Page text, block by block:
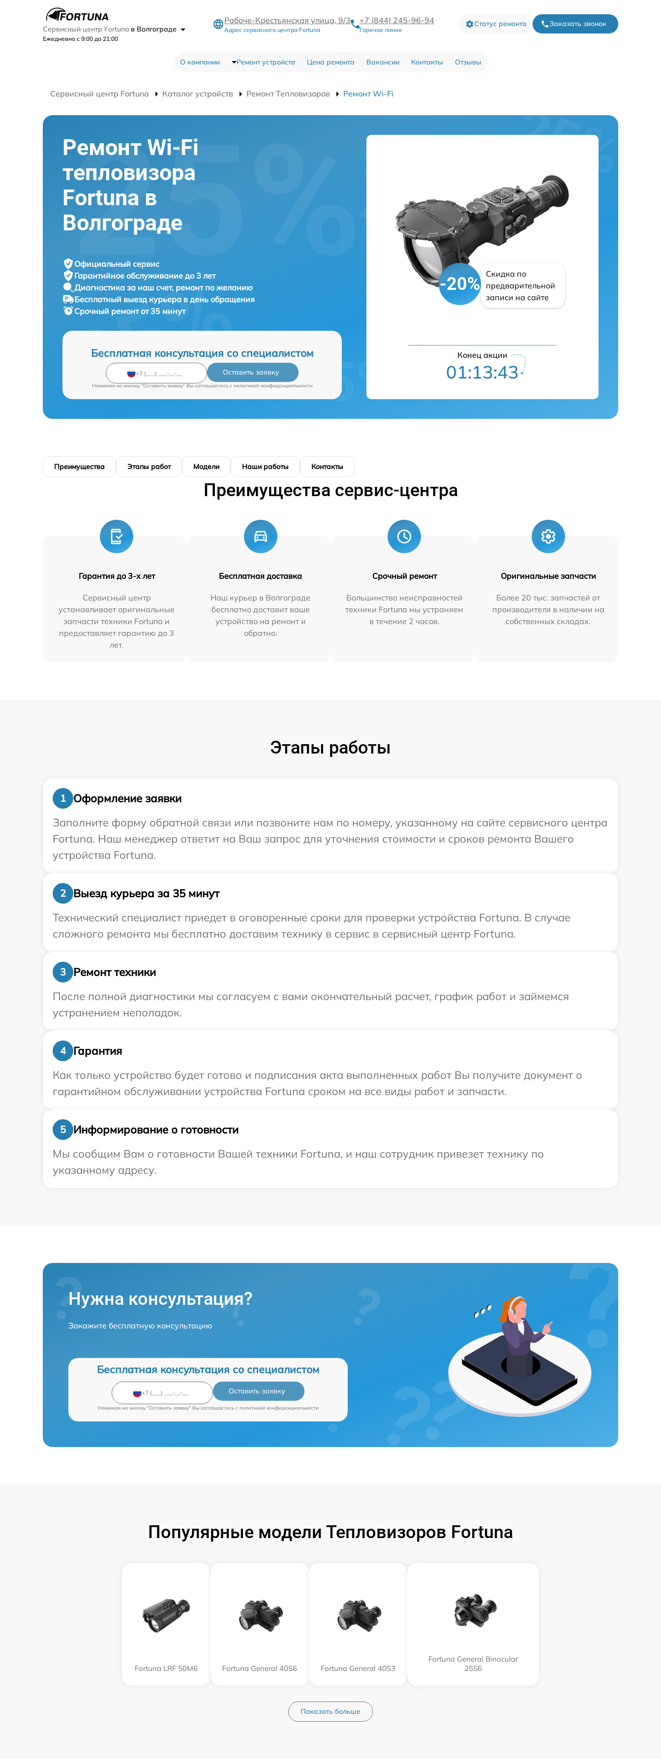
Сервисный центр Fortuna в Волгограде
Ежедневно с 9:00 до 21:00
Рабоче-Крестьянская улица, 9/3
Адрес сервисного центра Fortuna
+7 (844) 245-96-94
Горячая линия
Статус ремонта Заказать звонок
О компании Ремонт устройств Цена ремонта Вакансии Контакты Отзывы
Сервисный центр Fortuna Каталог устройств Ремонт Тепловизоров Ремонт Wi-Fi
Ремонт Wi-Fi
тепловизора
Fortuna в
Волгограде
Официальный сервис
Гарантийное обслуживание до 3 лет
Диагностика за наш счет, ремонт по желанию
Бесплатный выезд курьера в день обращения
Срочный ремонтот 35 минут
Бесплатная консультация со специалистом
Оставить заявку
Нажимая на кнопку "Оставить заявку" Вы соглашаетесь c политикой конфиденциальности
-20%
Скидка по
предварительной
записи на сайте
Конец акции
01:13:41
Преимущества Этапы работ Модели Наши работы Контакты
Преимущества сервис-центра
Гарантия до 3-х лет
Сервисный центр
устанавливает оригинальные
запчасти техники Fortuna и
предоставляет гарантию до 3
лет.
Бесплатная доставка
Наш курьер в Волгограде
бесплатно доставит ваше
устройство на ремонт и
обратно.
Срочный ремонт
Большинство неисправностей
техники Fortuna мы устраняем
в течение 2 часов.
Оригинальные запчасти
Более 20 тыс. запчастей от
производителя в наличии на
собственных складах.
Этапы работы
1
Оформление заявки
Заполните форму обратной связи или позвоните нам по номеру, указанному на сайте сервисного центра
Fortuna. Наш менеджер ответит на Ваш запрос для уточнения стоимости и сроков ремонта Вашего
устройства Fortuna.
2
Выезд курьера за 35 минут
Технический специалист приедет в оговоренные сроки для проверки устройства Fortuna. В случае
сложного ремонта мы бесплатно доставим технику в сервис в сервисный центр Fortuna.
3
Ремонт техники
После полной диагностики мы согласуем с вами окончательный расчет, график работ и займемся
устранением неполадок.
4
Гарантия
Как только устройство будет готово и подписания акта выполненных работ Вы получите документ о
гарантийном обслуживании устройства Fortuna сроком на все виды работ и запчасти.
5
Информирование о готовности
Мы сообщим Вам о готовности Вашей техники Fortuna, и наш сотрудник привезет технику по
указанному адресу.
Нужна консультация?
Закажите бесплатную консультацию
Бесплатная консультация со специалистом
Оставить заявку
Нажимая на кнопку "Оставить заявку" Вы соглашаетесь c политикой конфиденциальности
Популярные модели Тепловизоров Fortuna
Fortuna LRF 50M6 Fortuna General 40S6 Fortuna General 40S3
Fortuna General Binocular
25S6
Показать больше